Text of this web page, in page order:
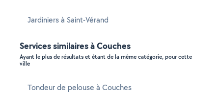
Jardiniers à Saint-Vérand
Services similaires à Couches
Ayant le plus de résultats et étant de la même catégorie, pour cette
ville
Tondeur de pelouse à Couches